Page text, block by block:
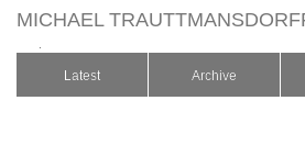
MICHAEL
Latest Archive